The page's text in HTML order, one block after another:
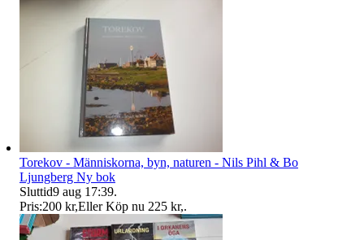
Torekov - Människorna, byn, naturen - Nils Pihl & Bo
Ljungberg Ny bok
Sluttid9 aug 17:39.
Pris:200 kr,Eller Köp nu 225 kr,.